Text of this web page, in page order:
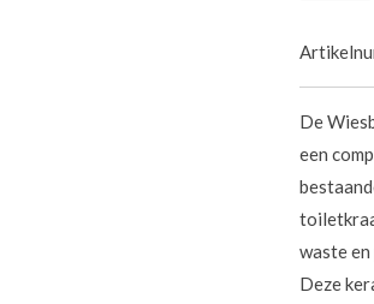
De
een
waste
Deze